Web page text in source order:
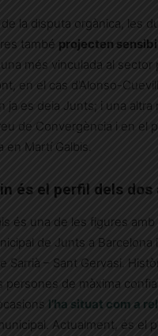
la disputa orgànica, les
també projecten
més vinculada al sector
, en el cas d’Alonso-
ja es deia Junts; i una altra
de Convergència i en el
en Martí Galbis.
és el perfil dels dos
és una de les figures
de Junts a Barcelona
Sarrià – Sant Gervasi.
persones de màxima
l’ha situat com a
Actualment, és el